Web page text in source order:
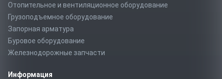
Отопительное и вентиляционное оборудование
Грузоподъемное оборудование
Запорная арматура
Буровое оборудование
Железнодорожные запчасти
Информация